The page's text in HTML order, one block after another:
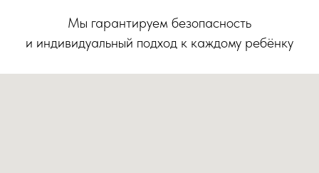
Мы гарантируем безопасность
и индивидуальный подход к каждому ребёнку